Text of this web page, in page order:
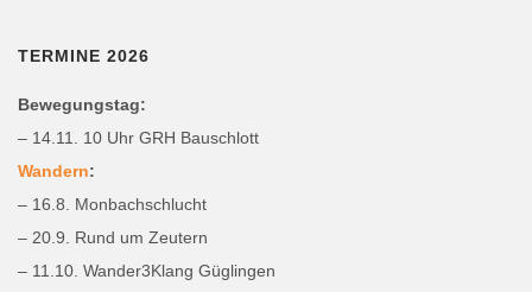
TERMINE 2026
Bewegungstag:
– 14.11. 10 Uhr GRH Bauschlott
Wandern:
– 16.8. Monbachschlucht
– 20.9. Rund um Zeutern
– 11.10. Wander3Klang Güglingen